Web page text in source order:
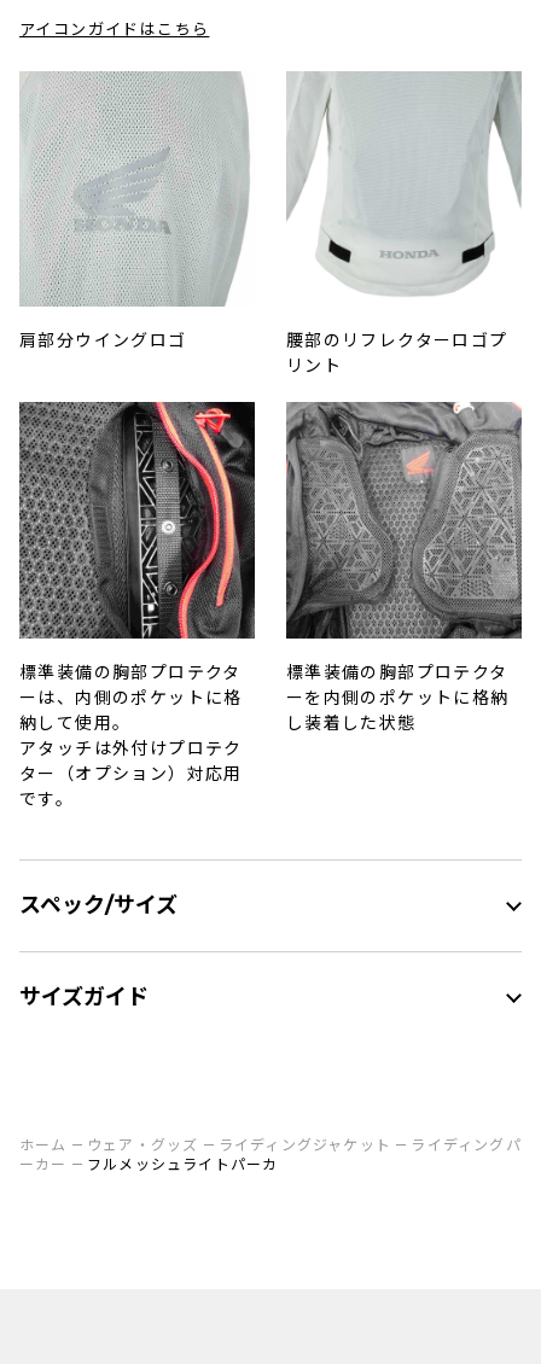
アイコンガイドはこちら
肩部分ウイングロゴ
腰部のリフレクターロゴプ
リント
標準装備の胸部プロテクタ
ーは、内側のポケットに格
納して使用。
アタッチは外付けプロテク
ター（オプション）対応用
です。
標準装備の胸部プロテクタ
ーを内側のポケットに格納
し装着した状態
スペック/サイズ
サイズガイド
ホーム ウェア・グッズ ライディングジャケット
ライディングパ
ーカー
フルメッシュライトパーカ